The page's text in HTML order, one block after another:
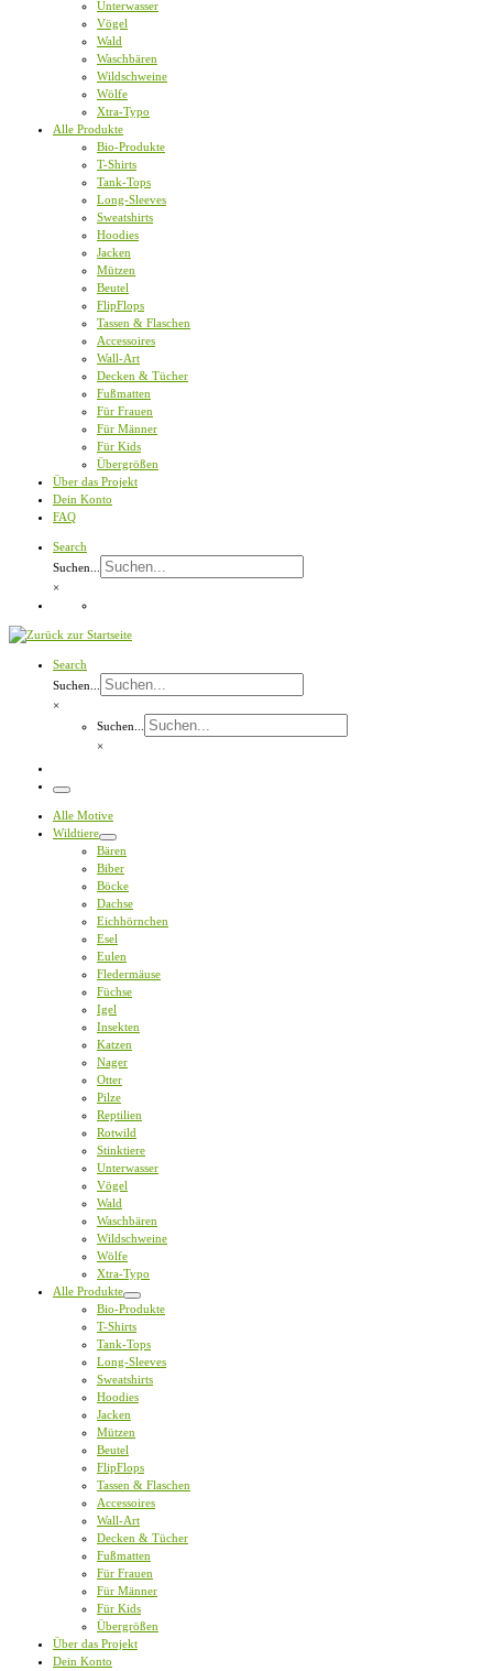
Unterwasser
Vögel
Wald
Waschbären
Wildschweine
Wölfe
Xtra-Typo
Alle Produkte
Bio-Produkte
T-Shirts
Tank-Tops
Long-Sleeves
Sweatshirts
Hoodies
Jacken
Mützen
Beutel
FlipFlops
Tassen & Flaschen
Accessoires
Wall-Art
Decken & Tücher
Fußmatten
Für Frauen
Für Männer
Für Kids
Übergrößen
Über das Projekt
Dein Konto
FAQ
Search
Suchen...
×
Search
Suchen...
×
Suchen...
×
Menü
Alle Motive
Wildtiere
Bären
Biber
Böcke
Dachse
Eichhörnchen
Esel
Eulen
Fledermäuse
Füchse
Igel
Insekten
Katzen
Nager
Otter
Pilze
Reptilien
Rotwild
Stinktiere
Unterwasser
Vögel
Wald
Waschbären
Wildschweine
Wölfe
Xtra-Typo
Alle Produkte
Bio-Produkte
T-Shirts
Tank-Tops
Long-Sleeves
Sweatshirts
Hoodies
Jacken
Mützen
Beutel
FlipFlops
Tassen & Flaschen
Accessoires
Wall-Art
Decken & Tücher
Fußmatten
Für Frauen
Für Männer
Für Kids
Übergrößen
Über das Projekt
Dein Konto